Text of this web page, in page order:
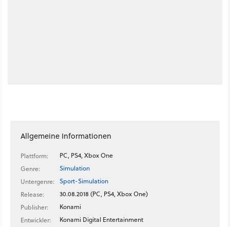
Allgemeine Informationen
Plattform:
PC, PS4, Xbox One
Genre:
Simulation
Untergenre:
Sport-Simulation
Release:
30.08.2018 (PC, PS4, Xbox One)
Publisher:
Konami
Entwickler:
Konami Digital Entertainment